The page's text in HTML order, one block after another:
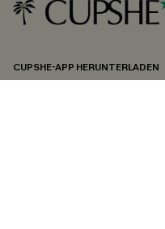
CUPSHE-APP HERUNTERLADEN